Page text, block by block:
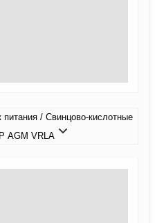
/ Свинцово-кислотные
AGM VRLA